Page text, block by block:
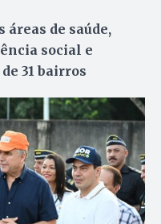
de saúde,
social e
31 bairros